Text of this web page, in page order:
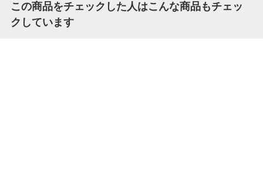
この商品をチェックした人はこんな商品もチェッ
クしています